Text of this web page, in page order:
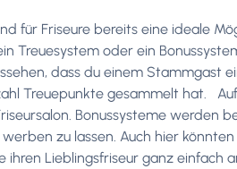
für Friseure bereits eine ideale
Treuesystem oder ein
dass du einem Stammgast
Treuepunkte gesammelt hat.
Bonussysteme werden
zu lassen. Auch hier
ihren Lieblingsfriseur ganz